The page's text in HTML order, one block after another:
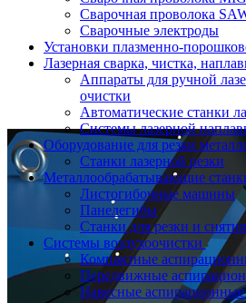
Сварочная проволока
Сварочные электроды
Установки плазменно-
Лазерная сварка, чистка,
Аппараты для ручной
очистки
Автоматические станки
Системы лазерной
Оборудование для резки
Станки лазерной резки
Металлообрабатывающие
Листогибочные машины
Панелегибы
Станки для резки и
Системы воздухоочистки
Компактные
Передвижные
Навесные аспирационные